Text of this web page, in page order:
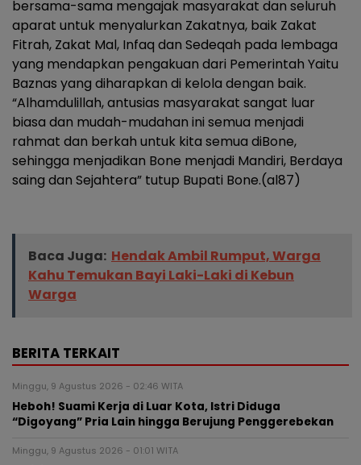
bersama-sama mengajak masyarakat dan seluruh
aparat untuk menyalurkan Zakatnya, baik Zakat
Fitrah, Zakat Mal, Infaq dan Sedeqah pada lembaga
yang mendapkan pengakuan dari Pemerintah Yaitu
Baznas yang diharapkan di kelola dengan baik.
“Alhamdulillah, antusias masyarakat sangat luar
biasa dan mudah-mudahan ini semua menjadi
rahmat dan berkah untuk kita semua diBone,
sehingga menjadikan Bone menjadi Mandiri, Berdaya
saing dan Sejahtera” tutup Bupati Bone.(al87)
Baca Juga: Hendak Ambil Rumput, Warga
Kahu Temukan Bayi Laki-Laki di Kebun
Warga
BERITA TERKAIT
Minggu, 9 Agustus 2026 - 02:46 WITA
Heboh! Suami Kerja di Luar Kota, Istri Diduga
“Digoyang” Pria Lain hingga Berujung Penggerebekan
Minggu, 9 Agustus 2026 - 01:01 WITA